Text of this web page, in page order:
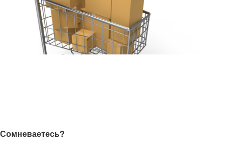
Сомневаетесь?